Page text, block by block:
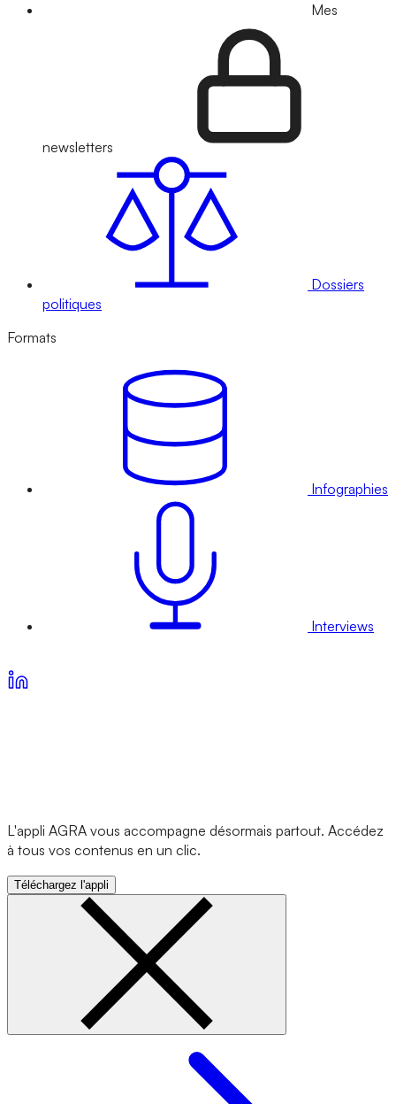
Mes
newsletters
Dossiers
politiques
Formats
Infographies
Interviews
L'appli AGRA vous accompagne désormais partout. Accédez
à tous vos contenus en un clic.
Téléchargez l'appli